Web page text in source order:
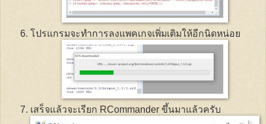
โปรแกรมจะทำการลงแพคเกจเพิ่มเติมให้อีกนิดหน่อย
เสร็จแล้วจะเรียก RCommander ขึ้นมาแล้วครับ